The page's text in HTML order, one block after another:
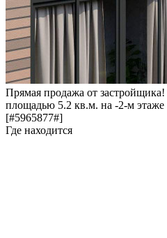
Прямая продажа от
площадью 5.2 кв.м. на -2-м
[#5965877#]
Где находится